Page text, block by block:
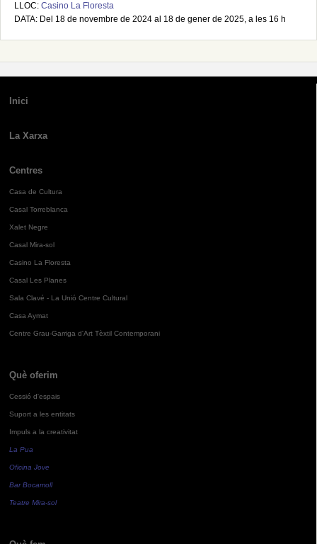
LLOC: Casino La Floresta
DATA: Del 18 de novembre de 2024 al 18 de gener de 2025, a les 16 h
Inici
La Xarxa
Centres
Casa de Cultura
Casal Torreblanca
Xalet Negre
Casal Mira-sol
Casino La Floresta
Casal Les Planes
Sala Clavé - La Unió Centre Cultural
Casa Aymat
Centre Grau-Garriga d'Art Tèxtil Contemporani
Què oferim
Cessió d'espais
Suport a les entitats
Impuls a la creativitat
La Pua
Oficina Jove
Bar Bocamoll
Teatre Mira-sol